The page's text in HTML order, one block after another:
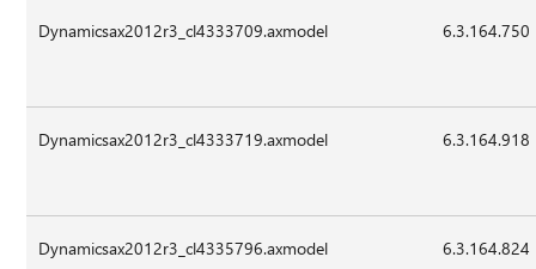
Dynamicsax2012r3_cl4333709.axmodel 6.3.164.750
Dynamicsax2012r3_cl4333719.axmodel 6.3.164.918
Dynamicsax2012r3_cl4335796.axmodel 6.3.164.824